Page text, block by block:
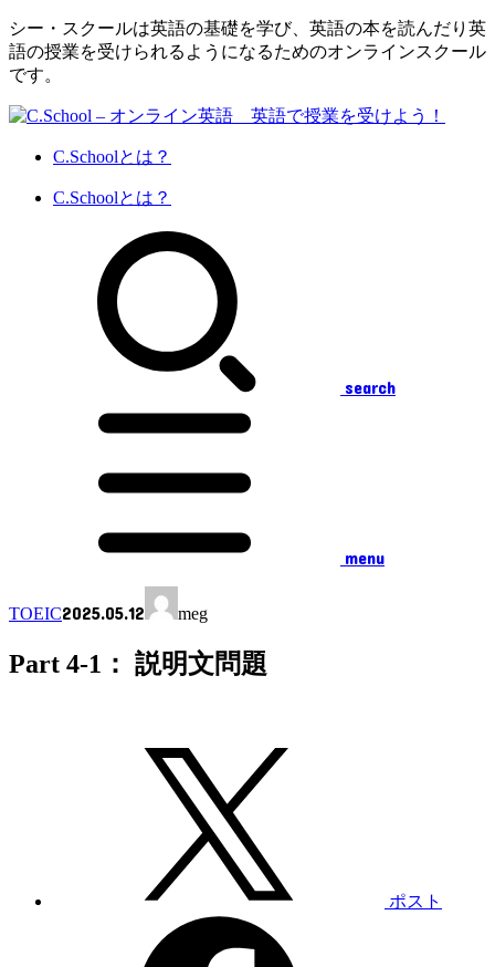
シー・スクールは英語の基礎を学び、英語の本を読んだり英
語の授業を受けられるようになるためのオンラインスクール
です。
C.Schoolとは？
C.Schoolとは？
search
menu
TOEIC2025.05.12 meg
Part 4-1： 説明文問題
ポスト